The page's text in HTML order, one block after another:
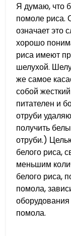
Я думаю, что
помоле риса.
означает это
хорошо
риса имеют
шелухой.
же самое
собой
питателен и
отруби
получить
отруби.)
белого риса,
меньшим
белого риса,
помола,
помола.